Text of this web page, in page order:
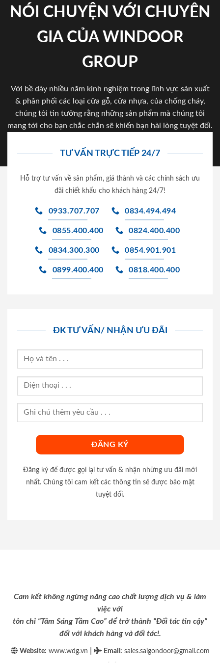
NÓI CHUYỆN VỚI CHUYÊN
GIA CỦA WINDOOR
GROUP
Với bề dày nhiều năm kinh nghiệm trong lĩnh vực sản xuất
& phân phối các loại cửa gỗ, cửa nhựa, của chống cháy,
chúng tôi tin tưởng rằng những sản phẩm mà chúng tôi
mang tới cho bạn chắc chắn sẽ khiến bạn hài lòng tuyệt đối.
TƯ VẤN TRỰC TIẾP 24/7
Hỗ trợ tư vấn về sản phẩm, giá thành và các chính sách ưu
đãi chiết khấu cho khách hàng 24/7!
0933.707.707 0834.494.494
0855.400.400 0824.400.400
0834.300.300 0854.901.901
0899.400.400 0818.400.400
ĐK TƯ VẤN/ NHẬN ƯU ĐÃI
Đăng ký để được gọi lại tư vấn & nhận những ưu đãi mới
nhất. Chúng tôi cam kết các thông tin sẽ được bảo mật
tuyệt đối.
Cam kết không ngừng nâng cao chất lượng dịch vụ & làm
việc với
tôn chỉ “Tâm Sáng Tầm Cao” để trở thành “Đối tác tin cậy”
đối với khách hàng và đối tác!.
Website: www.wdg.vn Email : sales.saigondoor@gmail.com